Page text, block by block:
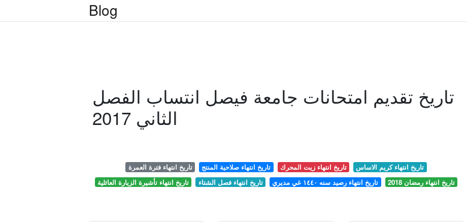
Blog
تاريخ تقديم امتحانات جامعة فيصل انتساب الفصل
الثاني 2017
تاريخ انتهاء فترة العمرة تاريخ انتهاء صلاحية المنتج تاريخ انتهاء زيت المحرك
تاريخ انتهاء كريم الاساس
تاريخ انتهاء تأشيرة الزيارة العائلية
تاريخ انتهاء فصل الشتاء تاريخ انتهاء رصيد سنه ١٤٤٠ غي مديري تاريخ انتهاء رمضان 2018